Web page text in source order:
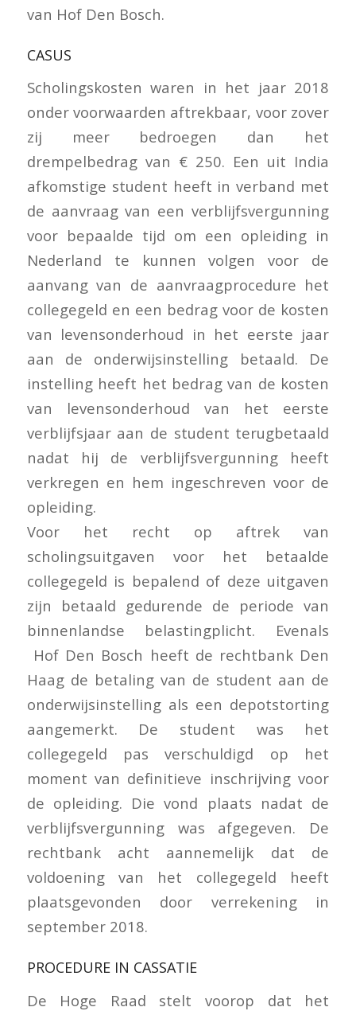
van Hof Den Bosch.
CASUS
Scholingskosten waren in het jaar 2018
onder voorwaarden aftrekbaar, voor zover
zij meer bedroegen dan het
drempelbedrag van € 250. Een uit India
afkomstige student heeft in verband met
de aanvraag van een verblijfsvergunning
voor bepaalde tijd om een opleiding in
Nederland te kunnen volgen voor de
aanvang van de aanvraagprocedure het
collegegeld en een bedrag voor de kosten
van levensonderhoud in het eerste jaar
aan de onderwijsinstelling betaald. De
instelling heeft het bedrag van de kosten
van levensonderhoud van het eerste
verblijfsjaar aan de student terugbetaald
nadat hij de verblijfsvergunning heeft
verkregen en hem ingeschreven voor de
opleiding.
Voor het recht op aftrek van
scholingsuitgaven voor het betaalde
collegegeld is bepalend of deze uitgaven
zijn betaald gedurende de periode van
binnenlandse belastingplicht. Evenals
Hof Den Bosch heeft de rechtbank Den
Haag de betaling van de student aan de
onderwijsinstelling als een depotstorting
aangemerkt. De student was het
collegegeld pas verschuldigd op het
moment van definitieve inschrijving voor
de opleiding. Die vond plaats nadat de
verblijfsvergunning was afgegeven. De
rechtbank acht aannemelijk dat de
voldoening van het collegegeld heeft
plaatsgevonden door verrekening in
september 2018.
PROCEDURE IN CASSATIE
De Hoge Raad stelt voorop dat het